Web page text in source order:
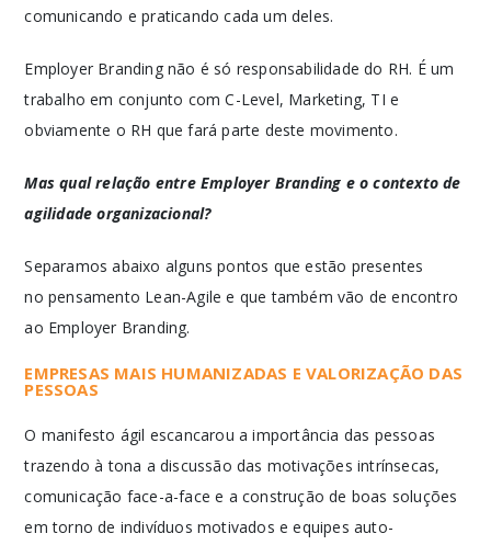
comunicando e praticando cada um deles.
Employer Branding não é só responsabilidade do RH. É um
trabalho em conjunto com C-Level, Marketing, TI e
obviamente o RH que fará parte deste movimento.
Mas qual relação entre Employer Branding e o contexto de
agilidade organizacional?
Separamos abaixo alguns pontos que estão presentes
no pensamento Lean-Agile e que também vão de encontro
ao Employer Branding.
EMPRESAS MAIS HUMANIZADAS E VALORIZAÇÃO DAS
PESSOAS
O manifesto ágil escancarou a importância das pessoas
trazendo à tona a discussão das motivações intrínsecas,
comunicação face-a-face e a construção de boas soluções
em torno de indivíduos motivados e equipes auto-